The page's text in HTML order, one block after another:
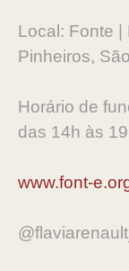
Local: Fonte |
Pinheiros,
Horário de
das 14h às
www.font-